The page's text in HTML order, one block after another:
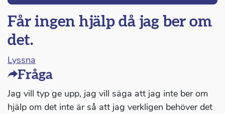
Får ingen hjälp då jag ber om
det.
Lyssna
Fråga
Jag vill typ ge upp, jag vill säga att jag inte ber om
hjälp om det inte är så att jag verkligen behöver det